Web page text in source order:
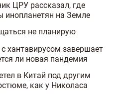
ЦРУ рассказал, где
инопланетян на Земле
не планирую
хантавирусом завершает
ли новая пандемия
в Китай под другим
как у Николаса